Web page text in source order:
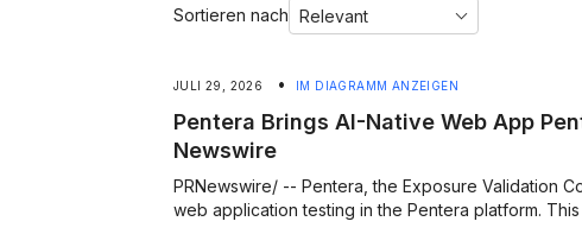
Sortieren nach
JULI 29, 2026 • IM DIAGRAMM ANZEIGEN
Pentera Brings AI-Native Web App
Newswire
PRNewswire/ -- Pentera, the Exposure Validation
web application testing in the Pentera platform. This